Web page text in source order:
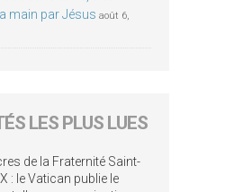
main par Jésus août 6,
LES PLUS LUES
de la Fraternité Saint-
: le Vatican publie le